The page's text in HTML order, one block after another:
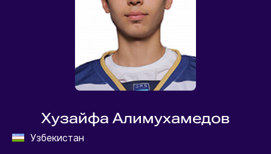
Хузайфа Алимухамедов
Узбекистан